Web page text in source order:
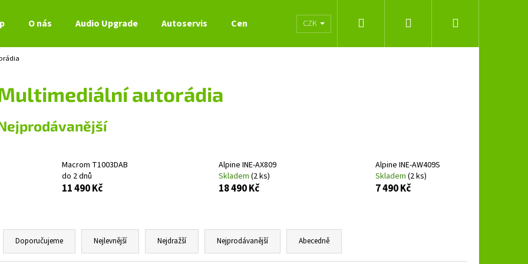
O nás Audio Upgrade Autoservis Ceník služeb Obchodní podmínky
CZK Přihlášení
autorádia
Macrom T1003DAB
do 2 dnů
11 490 Kč
Alpine INE-AX809
Skladem (2 ks)
18 490 Kč
Alpine INE-AW409S
Skladem (2 ks)
7 490 Kč
Ř
Doporučujeme Nejlevnější Nejdražší Nejprodávanější Abecedně
Co potřebujete najít?
Doporučujeme